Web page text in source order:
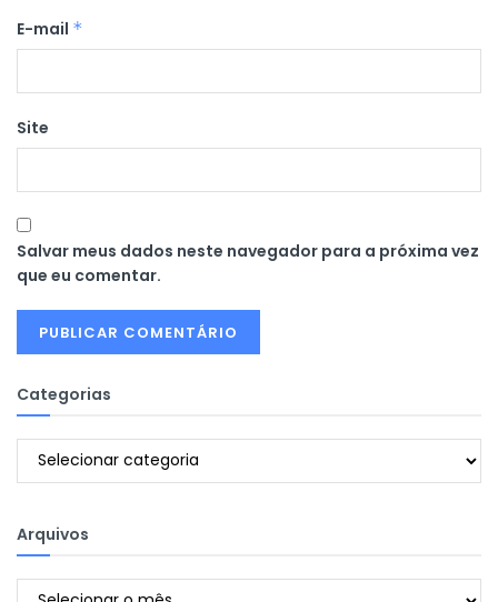
E-mail *
Site
Salvar meus dados neste navegador para a próxima vez
que eu comentar.
Categorias
Categorias
Arquivos
Arquivos